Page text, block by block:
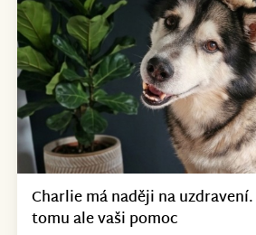
Charlie má naději na
tomu ale vaši pomoc